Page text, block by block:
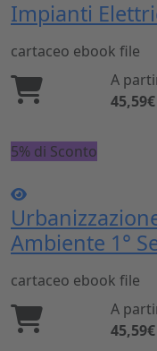
Impianti
cartaceo ebook file
A
45,59€
5% di Sconto
Ambiente 1°
cartaceo ebook file
A
45,59€